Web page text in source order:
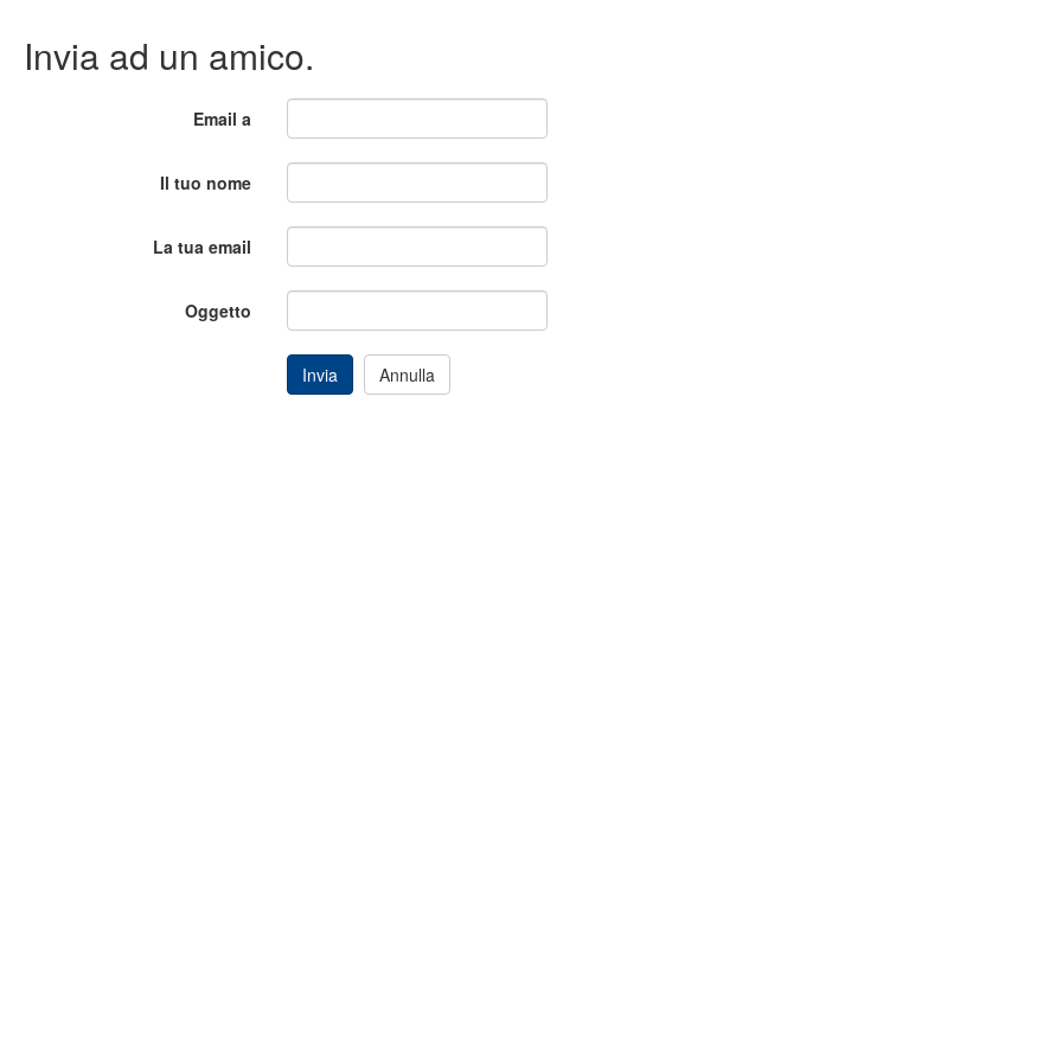
Invia ad un amico.
Email a
Il tuo nome
La tua email
Oggetto
Invia Annulla